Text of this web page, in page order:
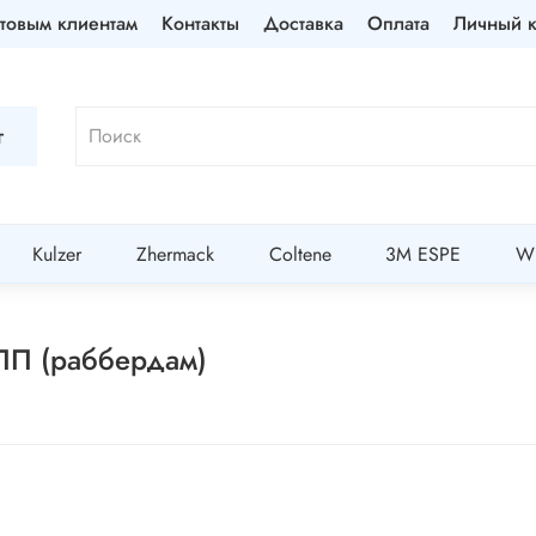
клиентам Контакты Доставка Оплата Личный
Kulzer Zhermack Coltene 3M ESPE
(раббердам)